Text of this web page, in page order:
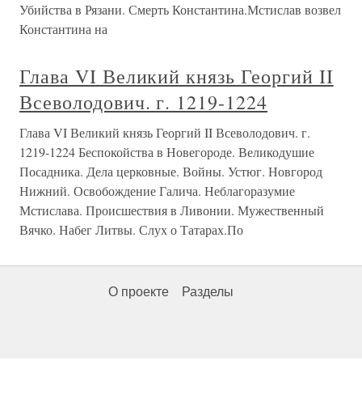
Убийства в Рязани. Смерть Константина.Мстислав возвел
Константина на
Глава VI Великий князь Георгий II
Всеволодович. г. 1219-1224
Глава VI Великий князь Георгий II Всеволодович. г.
1219-1224 Беспокойства в Новегороде. Великодушие
Посадника. Дела церковные. Войны. Устюг. Новгород
Нижний. Освобождение Галича. Неблагоразумие
Мстислава. Происшествия в Ливонии. Мужественный
Вячко. Набег Литвы. Слух о Татарах.По
О проекте Разделы